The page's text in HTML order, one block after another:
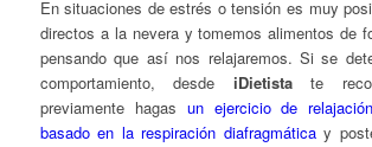
En situaciones de estrés o tensión es muy
directos a la nevera y tomemos alimentos de
pensando que así nos relajaremos. Si se
comportamiento, desde iDietistate
previamente hagas un ejercicio de
basado en la respiración diafragmáticay